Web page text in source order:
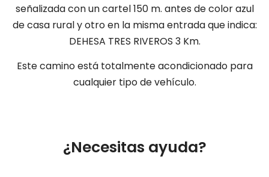
señalizada con un cartel 150 m. antes de color azul
de casa rural y otro en la misma entrada que indica:
DEHESA TRES RIVEROS 3 Km.
Este camino está totalmente acondicionado para
cualquier tipo de vehículo.
¿Necesitas ayuda?